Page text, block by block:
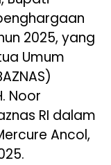
2025, yang
Umum
Noor
RI dalam
Ancol,